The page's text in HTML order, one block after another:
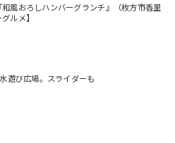
和風おろしハンバーグランチ』（枚方市香里
ルメ】
遊び広場。スライダーも